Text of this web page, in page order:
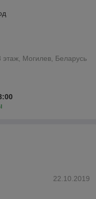
этаж, Могилев, Беларусь
22.10.2019